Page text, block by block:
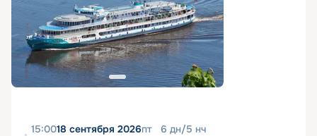
15:0018 сентября 2026пт 6 дн/5 нч